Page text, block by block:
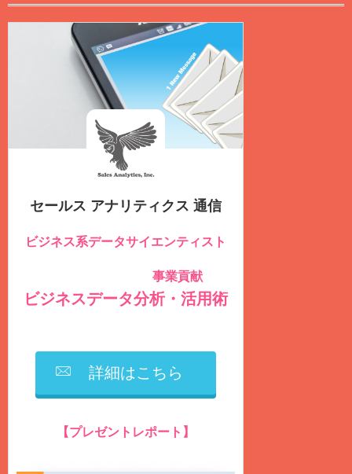
セールス アナリティクス 通信
ビジネス系データサイエンティスト
事業貢献
ビジネスデータ分析・活用術
詳細はこちら
【プレゼントレポート】